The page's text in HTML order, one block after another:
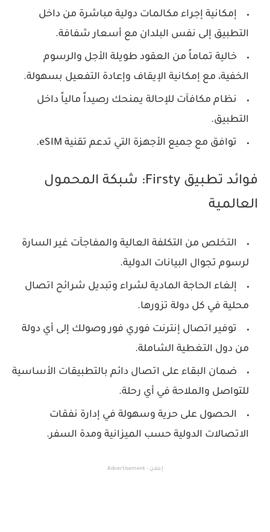
إمكانية إجراء مكالمات دولية مباشرة من داخل
التطبيق إلى نفس البلدان مع أسعار شفافة.
خالية تماماً من العقود طويلة الأجل والرسوم
الخفية، مع إمكانية الإيقاف وإعادة التفعيل بسهولة.
نظام مكافآت للإحالة يمنحك رصيداً مالياً داخل
التطبيق.
توافق مع جميع الأجهزة التي تدعم تقنية eSIM.
فوائد تطبيق Firsty: شبكة المحمول
العالمية
التخلص من التكلفة العالية والمفاجآت غير السارة
لرسوم تجوال البيانات الدولية.
إلغاء الحاجة المادية لشراء وتبديل شرائح اتصال
محلية في كل دولة تزورها.
توفير اتصال إنترنت فوري فور وصولك إلى أي دولة
من دول التغطية الشاملة.
ضمان البقاء على اتصال دائم بالتطبيقات الأساسية
للتواصل والملاحة في أي رحلة.
الحصول على حرية وسهولة في إدارة نفقات
الاتصالات الدولية حسب الميزانية ومدة السفر.
إعلان - Advertisement